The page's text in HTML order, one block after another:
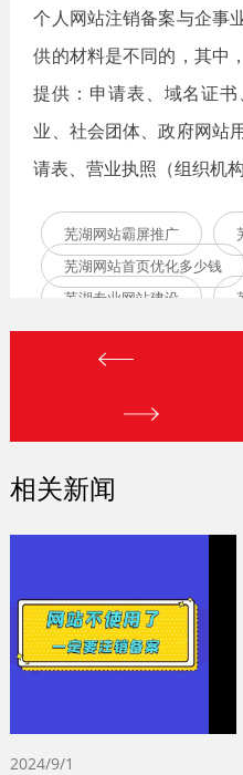
个人网站注销备案与企事
供的材料是不同的，其中
提供：申请表、域名证
业、社会团体、政府网站
请表、营业执照（组织机
芜湖网站霸屏推广
芜湖网站首页优化多少钱
芜湖专业网站建设
芜湖网站优化公司
相关新闻
2024/9/1